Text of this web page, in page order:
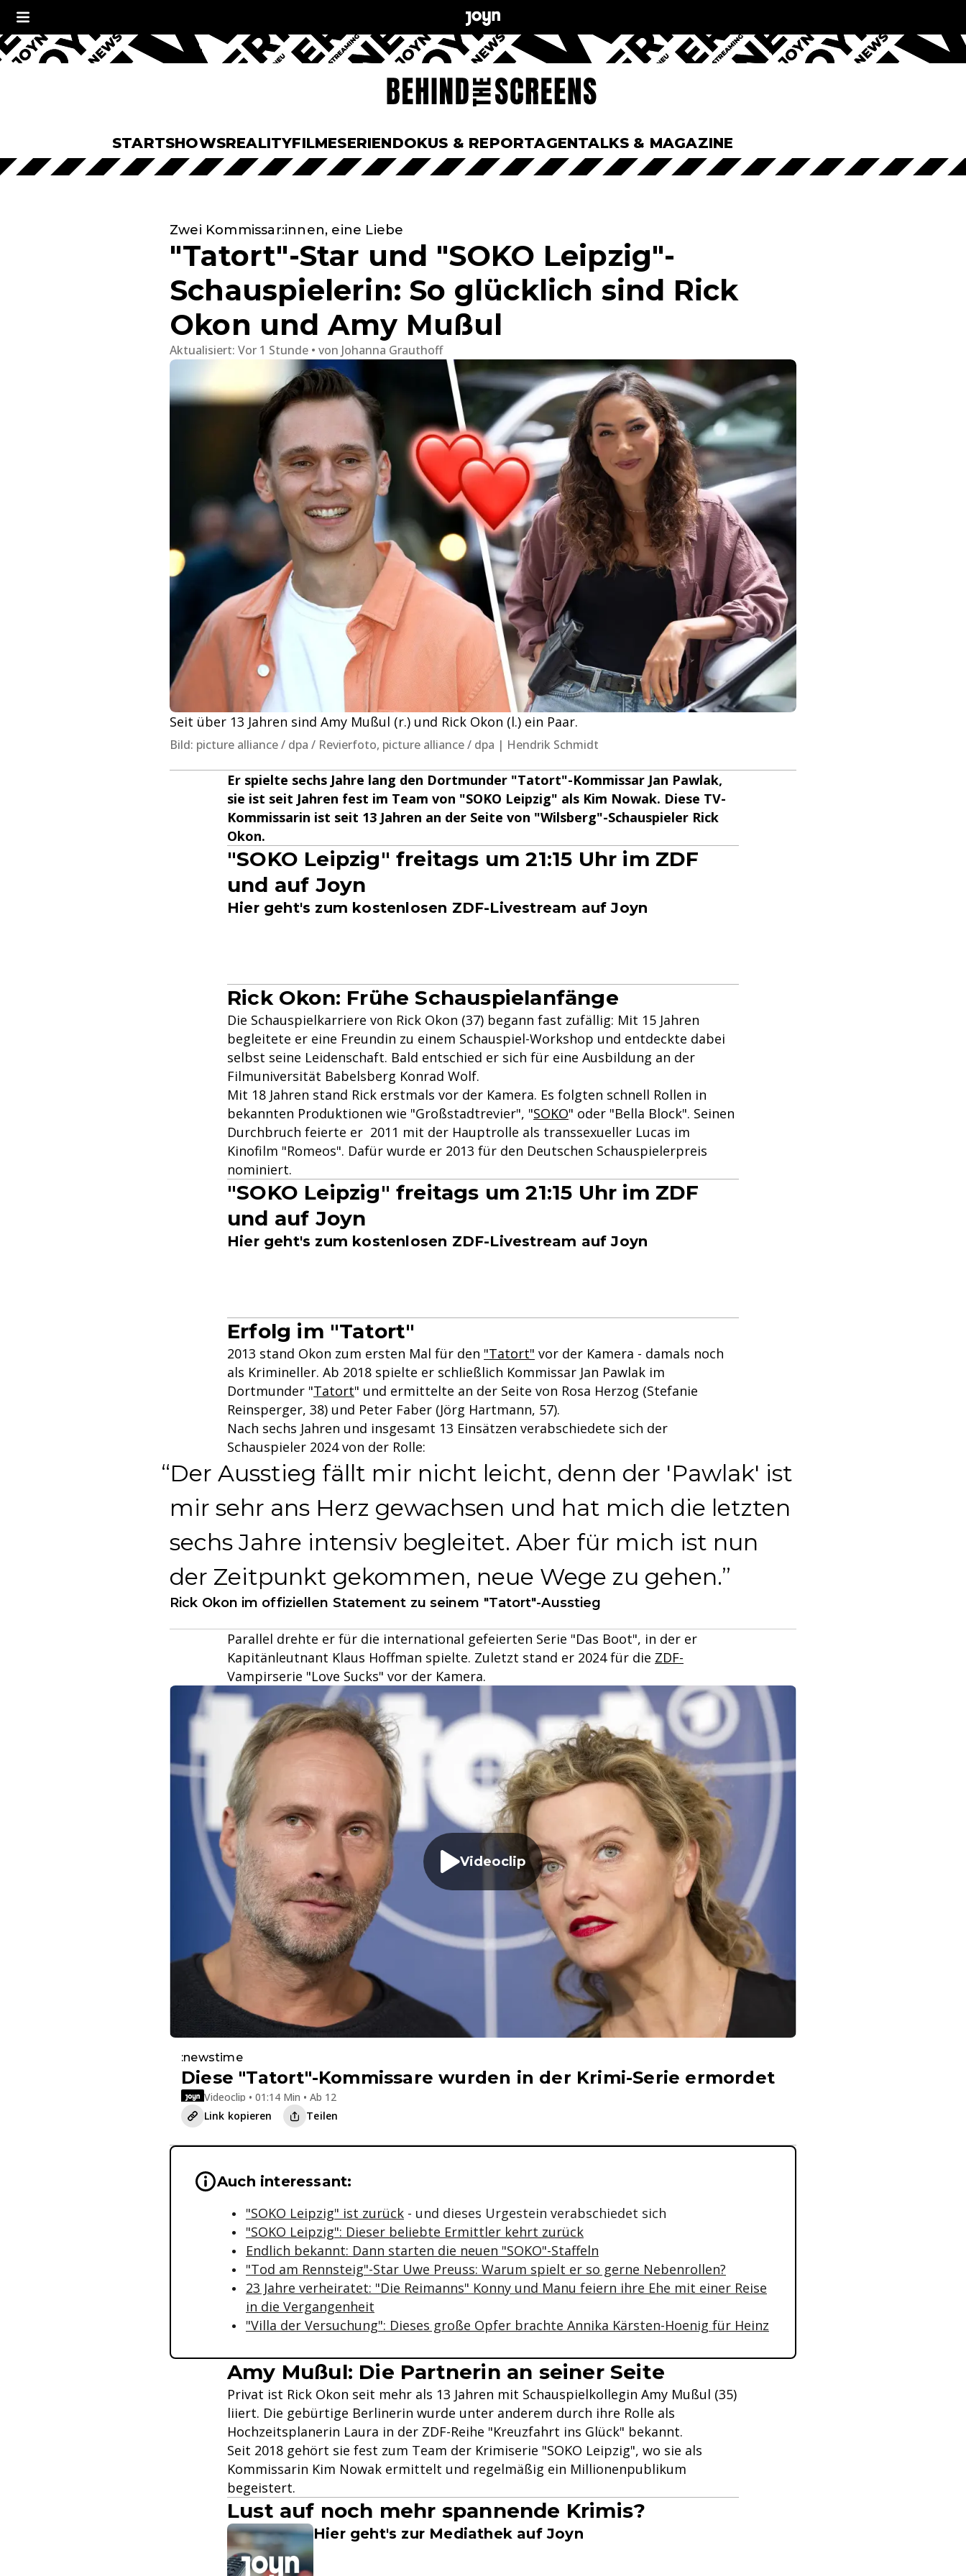
STARTSHOWSREALITYFILMESERIENDOKUS & REPORTAGENTALKS & MAGAZINE
Zwei Kommissar:innen, eine Liebe
"Tatort"-Star und "SOKO Leipzig"-
Schauspielerin: So glücklich sind Rick
Okon und Amy Mußul
Aktualisiert: Vor 1 Stunde von Johanna Grauthoff
Seit über 13 Jahren sind Amy Mußul (r.) und Rick Okon (l.) ein Paar.
Bild: picture alliance / dpa / Revierfoto, picture alliance / dpa | Hendrik Schmidt
Er spielte sechs Jahre lang den Dortmunder "Tatort"-Kommissar Jan Pawlak,
sie ist seit Jahren fest im Team von "SOKO Leipzig" als Kim Nowak. Diese TV-
Kommissarin ist seit 13 Jahren an der Seite von "Wilsberg"-Schauspieler Rick
Okon.
"SOKO Leipzig" freitags um 21:15 Uhr im ZDF
und auf Joyn
Hier geht's zum kostenlosen ZDF-Livestream auf Joyn
Rick Okon: Frühe Schauspielanfänge
Die Schauspielkarriere von Rick Okon (37) begann fast zufällig: Mit 15 Jahren
begleitete er eine Freundin zu einem Schauspiel-Workshop und entdeckte dabei
selbst seine Leidenschaft. Bald entschied er sich für eine Ausbildung an der
Filmuniversität Babelsberg Konrad Wolf.
Mit 18 Jahren stand Rick erstmals vor der Kamera. Es folgten schnell Rollen in
bekannten Produktionen wie "Großstadtrevier", "SOKO" oder "Bella Block". Seinen
Durchbruch feierte er 2011 mit der Hauptrolle als transsexueller Lucas im
Kinofilm "Romeos". Dafür wurde er 2013 für den Deutschen Schauspielerpreis
nominiert.
"SOKO Leipzig" freitags um 21:15 Uhr im ZDF
und auf Joyn
Hier geht's zum kostenlosen ZDF-Livestream auf Joyn
Erfolg im "Tatort"
2013 stand Okon zum ersten Mal für den "Tatort" vor der Kamera - damals noch
als Krimineller. Ab 2018 spielte er schließlich Kommissar Jan Pawlak im
Dortmunder "Tatort" und ermittelte an der Seite von Rosa Herzog (Stefanie
Reinsperger, 38) und Peter Faber (Jörg Hartmann, 57).
Nach sechs Jahren und insgesamt 13 Einsätzen verabschiedete sich der
Schauspieler 2024 von der Rolle:
Der Ausstieg fällt mir nicht leicht, denn der 'Pawlak' ist
mir sehr ans Herz gewachsen und hat mich die letzten
sechs Jahre intensiv begleitet. Aber für mich ist nun
der Zeitpunkt gekommen, neue Wege zu gehen.
Rick Okon im offiziellen Statement zu seinem "Tatort"-Ausstieg
Parallel drehte er für die international gefeierten Serie "Das Boot", in der er
Kapitänleutnant Klaus Hoffman spielte. Zuletzt stand er 2024 für die ZDF-
Vampirserie "Love Sucks" vor der Kamera.
Videoclip
:newstime
Diese "Tatort"-Kommissare wurden in der Krimi-Serie ermordet
Videoclip • 01:14 Min • Ab 12
Link kopieren
Teilen
Wichtige Hinweise & Informationen zum Inhalt
Auch interessant:
"SOKO Leipzig" ist zurück - und dieses Urgestein verabschiedet sich
"SOKO Leipzig": Dieser beliebte Ermittler kehrt zurück
Endlich bekannt: Dann starten die neuen "SOKO"-Staffeln
"Tod am Rennsteig"-Star Uwe Preuss: Warum spielt er so gerne Nebenrollen?
23 Jahre verheiratet: "Die Reimanns" Konny und Manu feiern ihre Ehe mit einer Reise
in die Vergangenheit
"Villa der Versuchung": Dieses große Opfer brachte Annika Kärsten-Hoenig für Heinz
Amy Mußul: Die Partnerin an seiner Seite
Privat ist Rick Okon seit mehr als 13 Jahren mit Schauspielkollegin Amy Mußul (35)
liiert. Die gebürtige Berlinerin wurde unter anderem durch ihre Rolle als
Hochzeitsplanerin Laura in der ZDF-Reihe "Kreuzfahrt ins Glück" bekannt.
Seit 2018 gehört sie fest zum Team der Krimiserie "SOKO Leipzig", wo sie als
Kommissarin Kim Nowak ermittelt und regelmäßig ein Millionenpublikum
begeistert.
Lust auf noch mehr spannende Krimis?
Hier geht's zur Mediathek auf Joyn